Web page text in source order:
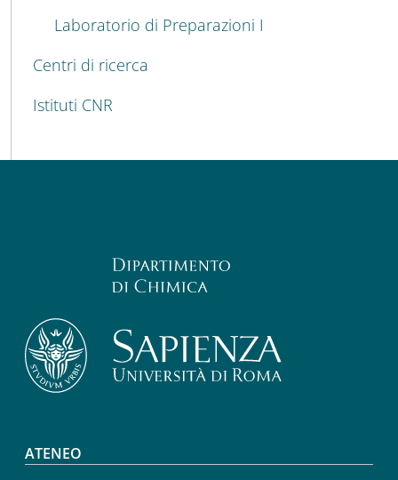
Laboratorio di Preparazioni I
Centri di ricerca
Istituti CNR
Footer menu
ATENEO